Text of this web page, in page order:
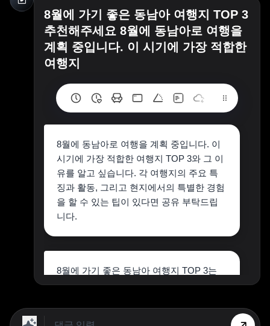
8월에 가기 좋은 동남아 여행지 TOP 3
추천해주세요 8월에 동남아로 여행을
계획 중입니다. 이 시기에 가장 적합한
여행지
8월에 동남아로 여행을 계획 중입니다. 이
시기에 가장 적합한 여행지 TOP 3와 그 이
유를 알고 싶습니다. 각 여행지의 주요 특
징과 활동, 그리고 현지에서의 특별한 경험
을 할 수 있는 팁이 있다면 공유 부탁드립
니다.
8월에 가기 좋은 동남아 여행지 TOP 3는
태국의 치앙마이, 베트남의 다낭, 인도네시